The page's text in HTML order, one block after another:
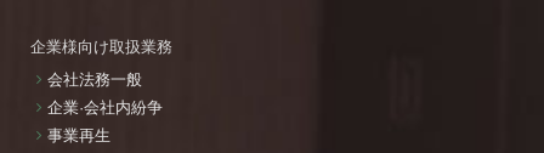
企業様向け取扱業務
会社法務一般
企業·会社内紛争
事業再生